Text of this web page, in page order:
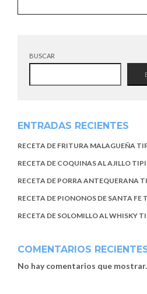
BUSCAR
ENTRADAS RECIENTES
RECETA DE FRITURA MALAGUEÑA
RECETA DE COQUINAS AL AJILLO
RECETA DE PORRA ANTEQUERANA
RECETA DE PIONONOS DE SANTA
RECETA DE SOLOMILLO AL WHISKY
COMENTARIOS
No hay comentarios que mostrar.